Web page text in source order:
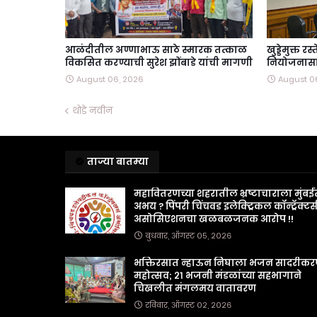
आळंदीतील अण्णाभाऊ साठे स्मारक तत्काळ
विकसित करण्याची सुरेश झोंबाडे यांची मागणी
August 06, 2026
खुड्डेमुक्त
August
थोडे नवीन
ताज्या बातम्या
महावितरणच्या शहरातील भ्रष्टाचाराला
अभय ? पिंपरी चिंचवड इलेक्ट्रिकल कॉन्ट्रॅक्टर्स
असोसिएशनचा खळबळजनक आरोप !!
बुधवार, ऑगस्ट ०५, २०२६
भक्तिरसात न्हाऊन निघाला भजन
महोत्सव; २१ भजनी मंडळांच्या सहभागाने
चिखलीत मंगलमय वातावरण
रविवार, ऑगस्ट ०२, २०२६